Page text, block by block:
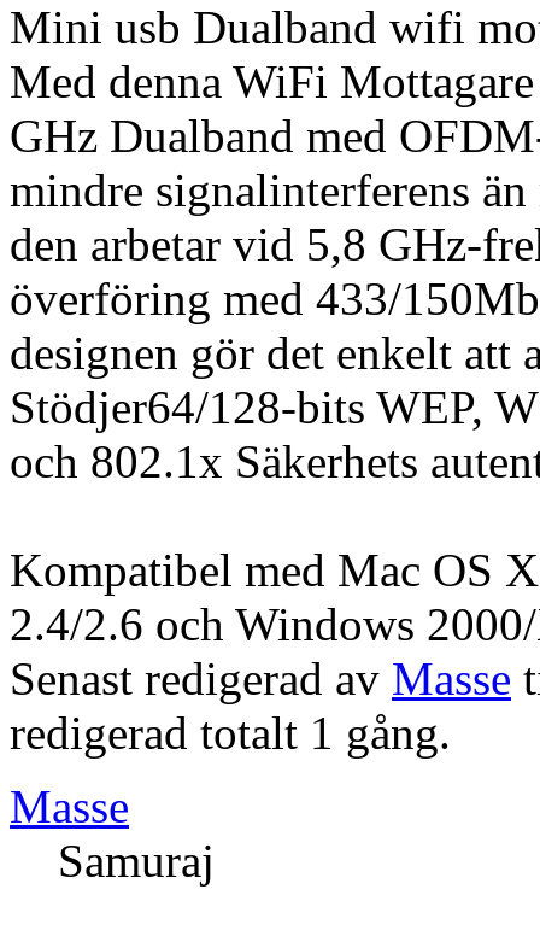
Mini usb Dualband wifi
Med denna WiFi
GHz Dualband med
mindre signalinterferens än
den arbetar vid 5,8 GHz-
överföring med 433/
designen gör det enkelt att
Stödjer64/128-bits WEP,
och 802.1x Säkerhets
Kompatibel med Mac OS
2.4/2.6 och Windows
Senast redigerad av Masse
redigerad totalt 1 gång.
Masse
Samuraj